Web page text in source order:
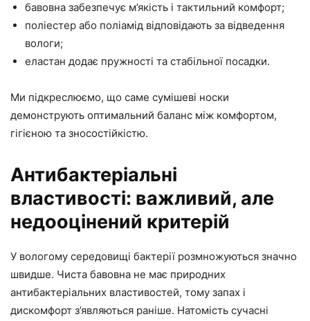
бавовна забезпечує м’якість і тактильний комфорт;
поліестер або поліамід відповідають за відведення
вологи;
еластан додає пружності та стабільної посадки.
Ми підкреслюємо, що саме сумішеві носки
демонструють оптимальний баланс між комфортом,
гігієною та зносостійкістю.
Антибактеріальні
властивості: важливий, але
недооцінений критерій
У вологому середовищі бактерії розмножуються значно
швидше. Чиста бавовна не має природних
антибактеріальних властивостей, тому запах і
дискомфорт з’являються раніше. Натомість сучасні